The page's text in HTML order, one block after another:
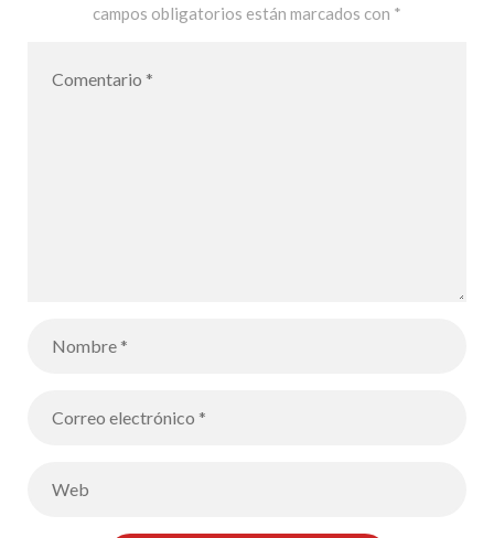
campos obligatorios están marcados con *